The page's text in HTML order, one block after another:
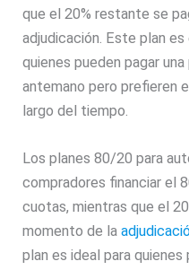
que el 20% restante se
adjudicación. Este plan
quienes pueden pagar
antemano pero prefieren
largo del tiempo.
Los planes 80/20 para
compradores financiar el
cuotas, mientras que el
momento de la
plan es ideal para